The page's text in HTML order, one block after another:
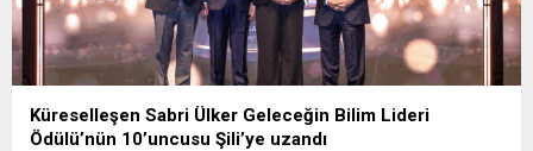
Küreselleşen Sabri Ülker Geleceğin Bilim Lideri
Ödülü’nün 10’uncusu Şili’ye uzandı